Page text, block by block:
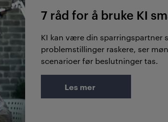
7 råd for å bruke KI
KI kan være din sparringspartner
problemstillinger raskere, ser
scenarioer før beslutninger tas.
Les mer